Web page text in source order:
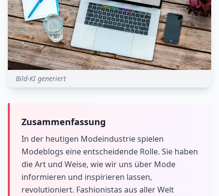
Bild-KI generiert
Zusammenfassung
In der heutigen Modeindustrie spielen
Modeblogs eine entscheidende Rolle. Sie haben
die Art und Weise, wie wir uns über Mode
informieren und inspirieren lassen,
revolutioniert. Fashionistas aus aller Welt